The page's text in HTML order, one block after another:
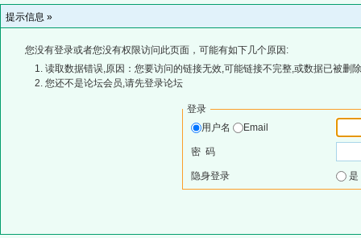
提示信息 »
您没有登录或者您没有权限访问此页面，可能有如下几个原因:
读取数据错误,原因：您要访问的链接无效,可能链接不完整,或数据已被删
您还不是论坛会员,请先登录论坛
登录
用户名
Email
密 码
隐身登录